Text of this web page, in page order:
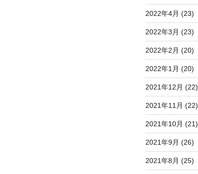
2022年4月 (23)
2022年3月 (23)
2022年2月 (20)
2022年1月 (20)
2021年12月 (22)
2021年11月 (22)
2021年10月 (21)
2021年9月 (26)
2021年8月 (25)